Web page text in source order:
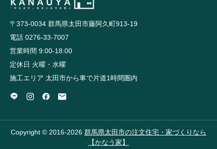
〒373-0034 群馬県太田市藤阿久町913-19
電話 0276-33-7007
営業時間 9:00-18:00
定休日 火曜・水曜
施工エリア 太田市から車で片道1時間圏内
Copyright © 2016-2026 群馬県太田市の注文住宅・家づくりなら
【かなう家】